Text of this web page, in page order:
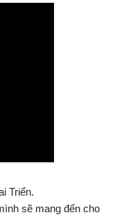
Triển.
sẽ mang đến cho